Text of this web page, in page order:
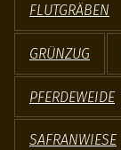
FLUTGRÄBEN
GRÜNZUG
PFERDEWEIDE
SAFRANWIESE